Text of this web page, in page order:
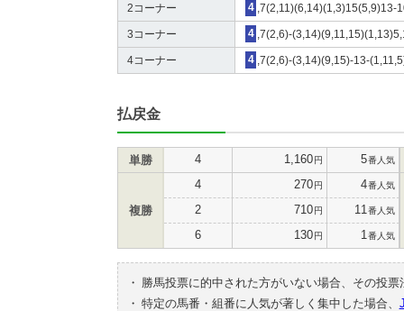
2コーナー 4 ,7(2,11)(6,14)(1,3)15(5,9)13-
3コーナー 4 ,7(2,6)-
4コーナー 4 ,7(2,6)-(3,14)(9,15)-13-
払戻金
単勝 4 1,160円 5番人気
複勝
4 270円 4番人気
2 710円 11 番人気
6 130円 1 番人気
・
勝馬投票に的中された方がいない場合、その投
・ 特定の馬番・組番に人気が著しく集中した場合、